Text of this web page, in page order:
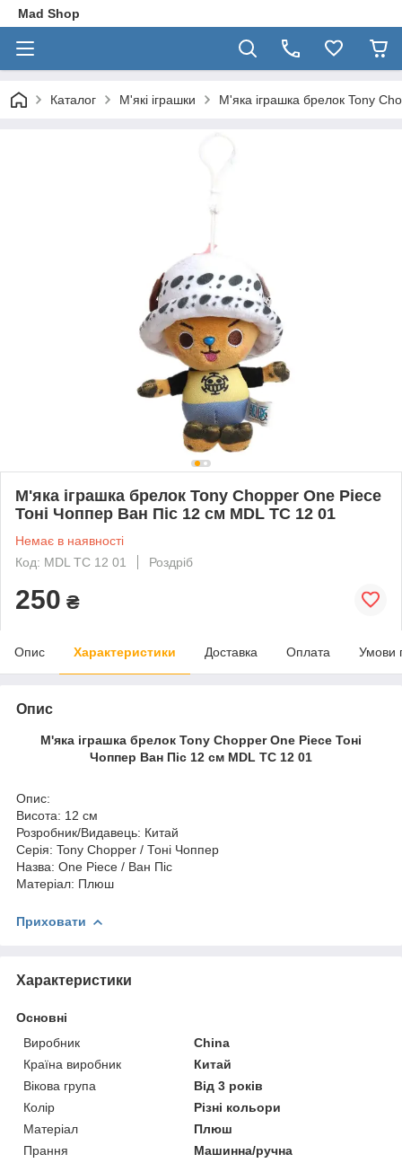
Mad Shop
Каталог М'які іграшки М'яка іграшка брелок Tony
М'яка іграшка брелок Tony Chopper One Piece
Тоні Чоппер Ван Піс 12 см MDL TC 12 01
Немає в наявності
Код: MDL TC 12 01
Роздріб
250 ₴
Опис Характеристики Доставка Оплата Умови
Опис
М'яка іграшка брелок Tony Chopper One Piece Тоні
Чоппер Ван Піс 12 см MDL TC 12 01
Опис:
Висота: 12 см
Розробник/Видавець: Китай
Серія: Tony Chopper / Тоні Чоппер
Назва: One Piece / Ван Піс
Матеріал: Плюш
Приховати
Характеристики
Основні
Виробник
China
Країна виробник
Китай
Вікова група
Від 3 років
Колір
Різні кольори
Матеріал
Плюш
Прання
Машинна/ручна